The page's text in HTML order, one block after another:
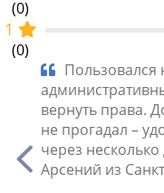
(0)
1
(0)
вернуть права.
не прогадал –
через
Арсений из